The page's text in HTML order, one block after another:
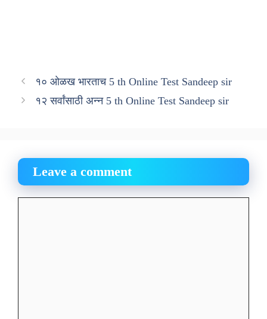
१० ओळख भारताच 5 th Online Test Sandeep sir
१२ सर्वांसाठी अन्न 5 th Online Test Sandeep sir
Leave a comment